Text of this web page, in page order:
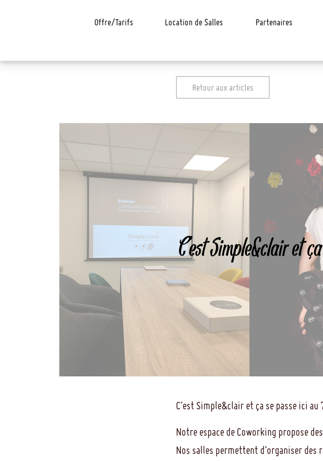
Cliquez ici pour
Offre/Tarifs Location de Salles Partenaires
Retour aux articles
C’est Simple&clair et
C’est Simple&clair et ça se passe ici
Notre espace de Coworking propose
Nos salles permettent d’organiser des